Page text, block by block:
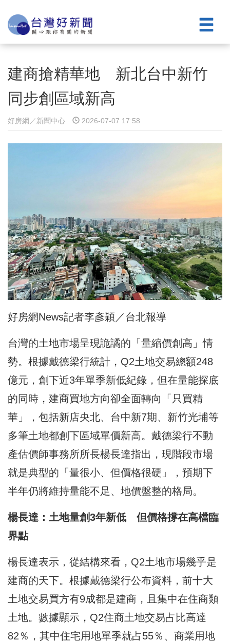
建商搶精華地 新北台中新竹
同步創區域新高
好房網／新聞中心 2026-07-07 17:58
好房網News記者李彥穎／台北報導
台灣的土地市場呈現詭譎的「量縮價創高」情
勢。根據戴德梁行統計，Q2土地交易總額248
億元，創下近3年單季新低紀錄，但在量能探底
的同時，建商買地方向卻全面轉向「只買精
華」，包括新店央北、台中新7期、新竹光埔等
多筆土地都創下區域單價新高。戴德梁行不動
產估價師事務所所長楊長達指出，現階段市場
就是典型的「量很小、但價格很硬」，預期下
半年仍將維持量能不足、地價盤整的格局。
楊長達：土地量創3年新低 但價格撐在高檔臨
界點
楊長達表示，從結構來看，Q2土地市場幾乎是
建商的天下。根據戴德梁行公布資料，前十大
土地交易買方有9成都是建商，且集中在住商類
土地。數據顯示，Q2住商土地交易占比高達
82％，其中住宅用地單季就占55％、商業用地